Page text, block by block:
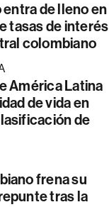
de lleno en
tasas de interés
colombiano
América Latina
de vida en
de
frena su
tras la